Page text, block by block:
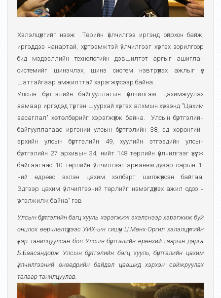
Хэлэлцүүлгийг нээж
Төрийн үйлчилгээ иргэнд ойрхон байж,
иргэддээ чанартай, хүртээмжтэй үйлчилгээг хүргэх зорилгоор
бид мэдээллийн технологийн дэвшилтэт аргыг ашиглан
системийг шинэчлэх, шинэ систем нэвтрүүлэх ажлыг үе
шаттайгаар амжилттай хэрэгжүүлсээр байна.
Улсын бүртгэлийн байгууллагын үйлчилгээг цахимжуулах
замаар иргэдэд түргэн шуурхай хүргэх алхмын хүрээнд "Цахим
засаглал" хөтөлбөрийг хэрэгжүүлж байна. Улсын бүртгэлийн
байгууллагаас иргэний улсын бүртгэлийн 38, эд хөрөнгийн
эрхийн улсын бүртгэлийн 49, хуулийн этгээдийн улсын
бүртгэлийн 27 архивын 34, нийт 148 төрлийн үйлчилгээг үзүүлж
байгаагаас 10 төрлийн үйлчилгээг арваннэгдүгээр сарын 1-
ний өдрөөс эхлэн цахим хэлбэрт шилжүүлсэн байгаа.
Эдгээр цахим үйлчилгээний төрлийг нэмэгдүүлэх ажил одоо ч
үргэлжилж байна" гэв
Улсын бүртгэлийн багц хууль хэрэгжиж эхэлснээр хэрэгжиж буй
онцлох өөрчлөлтүүдээс УИХ-ын гишүүн Ц.Мөнх-Оргил хэлэлцүүлгийн
үеэр танилцуулсан бол Улсын бүртгэлийн ерөнхий газрын дарга
Б.Баасандорж Улсын бүртгэлийн багц хууль, бүртгэлийн цахим
үйлчилгээний өнөөдрийн байдал цаашид хэрхэн сайжруулах
талаар танилцуулав.